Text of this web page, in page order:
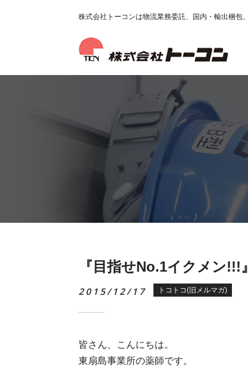
株式会社トーコンは物流業務委託、国内・輸出梱包
『目指せNo.1イクメン!!!』
2015/12/17 トコトコ(旧メルマガ)
皆さん、こんにちは。
東扇島事業所の薬師です。